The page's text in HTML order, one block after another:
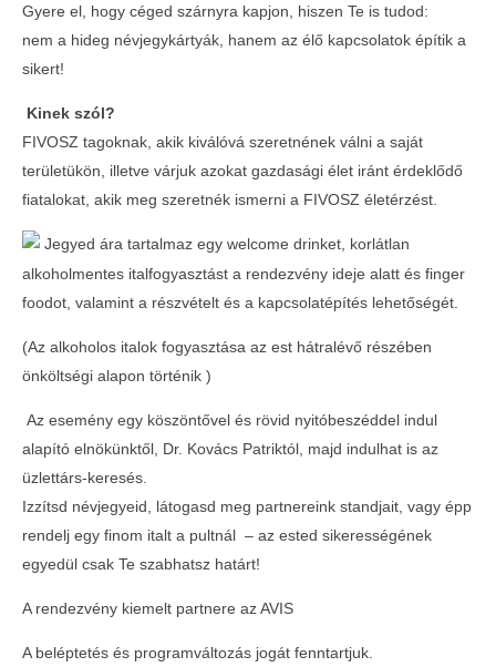
2026-
Gyere el, hogy céged szárnyra kapjon, hiszen Te is tudod:
nem a hideg névjegykártyák, hanem az élő kapcsolatok építik a
sikert!
Kinek szól?
FIVOSZ tagoknak, akik kiválóvá szeretnének válni a saját
területükön, illetve várjuk azokat gazdasági élet iránt érdeklődő
fiatalokat, akik meg szeretnék ismerni a FIVOSZ életérzést.
Jegyed ára tartalmaz egy welcome drinket, korlátlan
alkoholmentes italfogyasztást a rendezvény ideje alatt és finger
foodot, valamint a részvételt és a kapcsolatépítés lehetőségét.
(Az alkoholos italok fogyasztása az est hátralévő részében
önköltségi alapon történik )
Az esemény egy köszöntővel és rövid nyitóbeszéddel indul
alapító elnökünktől, Dr. Kovács Patriktól, majd indulhat is az
üzlettárs-keresés.
Izzítsd névjegyeid, látogasd meg partnereink standjait, vagy épp
rendelj egy finom italt a pultnál – az ested sikerességének
egyedül csak Te szabhatsz határt!
A rendezvény kiemelt partnere az AVIS
A beléptetés és programváltozás jogát fenntartjuk.